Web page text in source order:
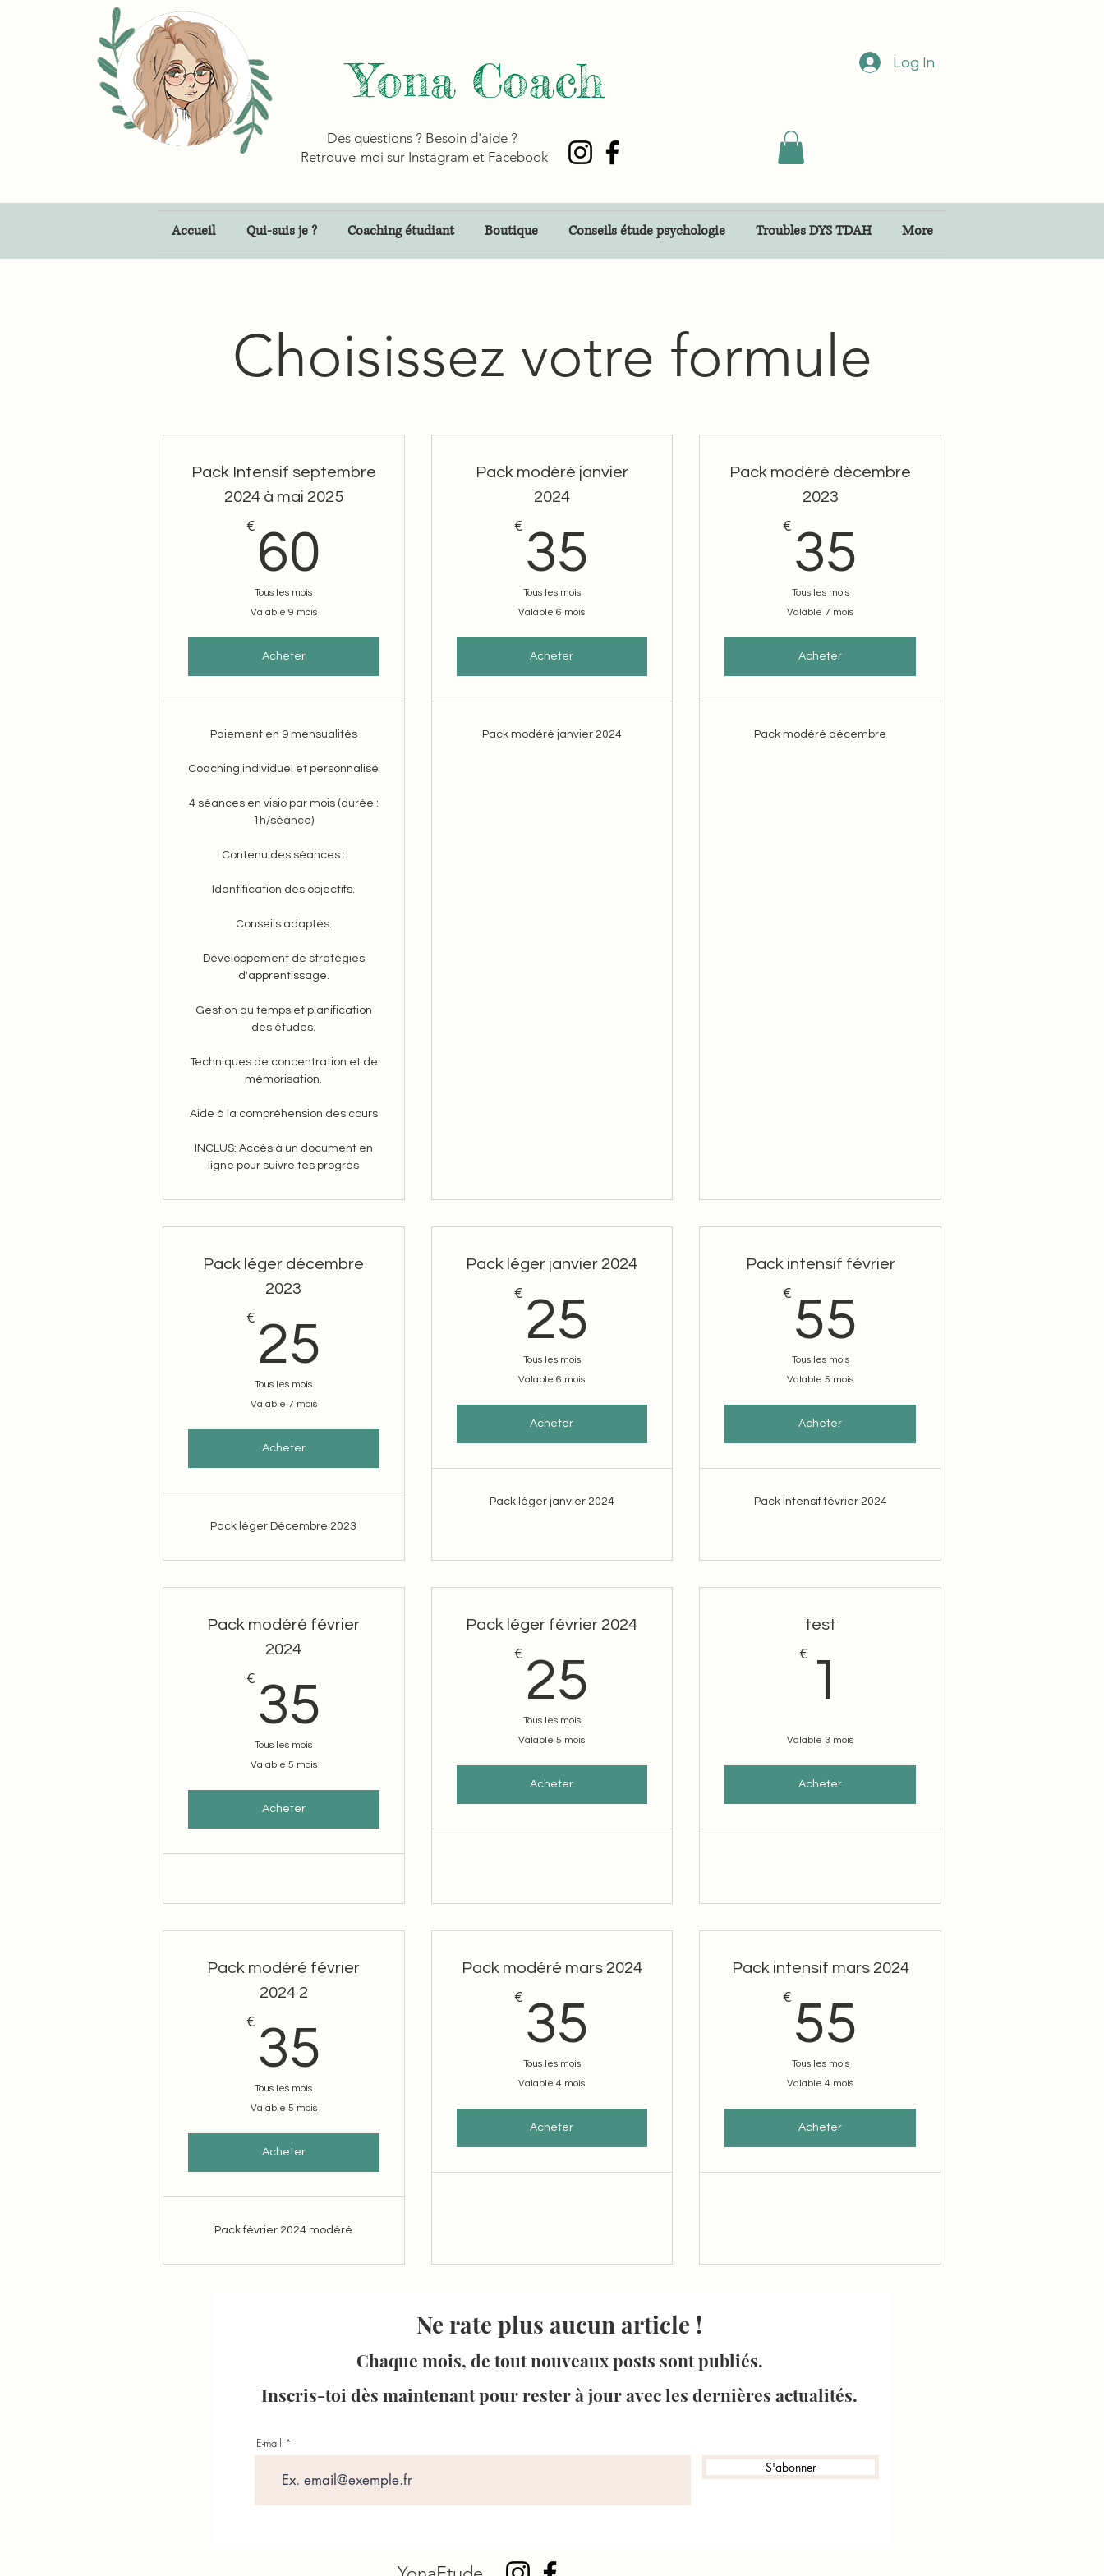
Yona Coach
Des questions ? Besoin d'aide ?
Retrouve-moi sur Instagram et Facebook
Log In
Accueil Qui-suis je ? Coaching étudiant Boutique Conseils étude psychologie Troubles DYS TDAH More
Choisissez votre formule
Pack Intensif septembre
2024 à mai 2025
€ 60
Tous les mois
Valable 9 mois
Acheter
Paiement en 9 mensualités
Coaching individuel et personnalisé
4 séances en visio par mois (durée :
1h/séance)
Contenu des séances :
Identification des objectifs.
Conseils adaptés.
Développement de stratégies
d'apprentissage.
Gestion du temps et planification
des études.
Techniques de concentration et de
mémorisation.
Aide à la compréhension des cours
INCLUS: Accès à un document en
ligne pour suivre tes progrès
Pack modéré janvier
2024
€ 35
Tous les mois
Valable 6 mois
Acheter
Pack modéré janvier 2024
Pack modéré décembre
2023
€ 35
Tous les mois
Valable 7 mois
Acheter
Pack modéré décembre
Pack léger décembre
2023
€ 25
Tous les mois
Valable 7 mois
Acheter
Pack léger Décembre 2023
Pack léger janvier 2024
€ 25
Tous les mois
Valable 6 mois
Acheter
Pack léger janvier 2024
Pack intensif février
€ 55
Tous les mois
Valable 5 mois
Acheter
Pack Intensif février 2024
Pack modéré février
2024
€ 35
Tous les mois
Valable 5 mois
Acheter
Pack léger février 2024
€ 25
Tous les mois
Valable 5 mois
Acheter
test
€ 1
Valable 3 mois
Acheter
Pack modéré février
2024 2
€ 35
Tous les mois
Valable 5 mois
Acheter
Pack février 2024 modéré
Pack modéré mars 2024
€ 35
Tous les mois
Valable 4 mois
Acheter
Pack intensif mars 2024
€ 55
Tous les mois
Valable 4 mois
Acheter
Ne rate plus aucun article !
Chaque mois, de tout nouveaux posts sont publiés.
Inscris-toi dès maintenant pour rester à jour avec les dernières actualités.
E-mail
S'abonner